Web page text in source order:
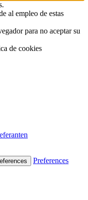
al empleo de estas
para no aceptar su
de cookies
Preferences